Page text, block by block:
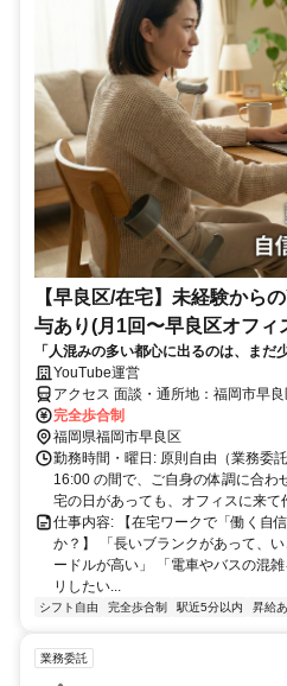
【早良区/在宅】未経験から
与あり(月1回〜早良区オフィ
「人混みの多い都心に出るのは、まだ
YouTube運営
アクセス 面談・通所地：福岡市早
車、近隣バスでの通所も歓迎です。 アクセス: 在宅ワーク（出社義務
なし／月1回の面談時を除く）
完全歩合制
福岡県福岡市早良区
勤務時間・曜日: 原則自由（業務委
16:00 の間で、ご自身の体調に合わ
宅の日があっても、オフィスに来て
仕事内容: 【在宅ワークで「働く自
か？】 「長いブランクがあって、
ードルが高い」 「電車やバスの混
リしたい...
シフト自由 完全歩合制 駅近5分以内 昇給
業務委託